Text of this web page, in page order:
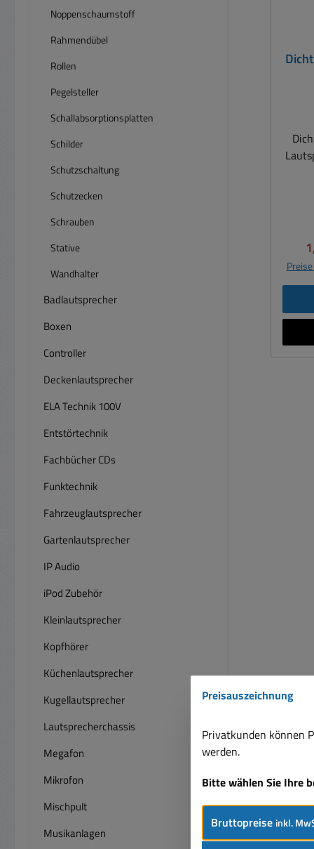
Noppenschaumstoff
Rahmendübel
Rollen
Pegelsteller
Schallabsorptionsplatten
Schilder
Schutzschaltung
Schutzecken
Schrauben
Stative
Wandhalter
Badlautsprecher
Boxen
Controller
Deckenlautsprecher
ELA Technik 100V
Entstörtechnik
Fachbücher CDs
Funktechnik
Fahrzeuglautsprecher
Gartenlautsprecher
IP Audio
iPod Zubehör
Kleinlautsprecher
Kopfhörer
Küchenlautsprecher
Kugellautsprecher
Lautsprecherchassis
Megafon
Mikrofon
Mischpult
Musikanlagen
Preisauszeichnung
Privatkunden können
werden.
Bitte wählen Sie Ihre
Bruttopreise inkl.